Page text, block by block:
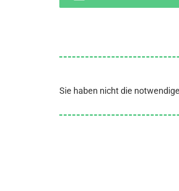
Sie haben nicht die